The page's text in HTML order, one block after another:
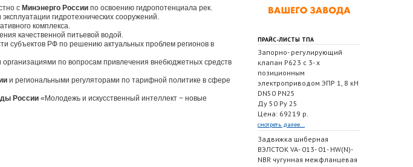
с Минэнерго России по освоению гидропотенциала рек.
эксплуатации гидротехнических сооружений.
комплекса.
качественной питьевой водой.
субъектов РФ по решению актуальных проблем регионов в
по вопросам привлечения внебюджетных средств
и региональными регуляторами по тарифной политике в сфере
России «Молодежь и искусственный интеллект − новые
ПРАЙС-ЛИСТЫ ТПА
Запорно- регулирующий
клапан Р623 с 3- х
позиционным
электроприводом ЭПР 1, 8 кН
DN50 PN25
Ду 50 Ру 25
Цена: 69219 р.
смотреть далее...
Задвижка шиберная
ВЭЛСТОК VA- 013- 01- HW(N)-
NBR чугунная межфланцевая